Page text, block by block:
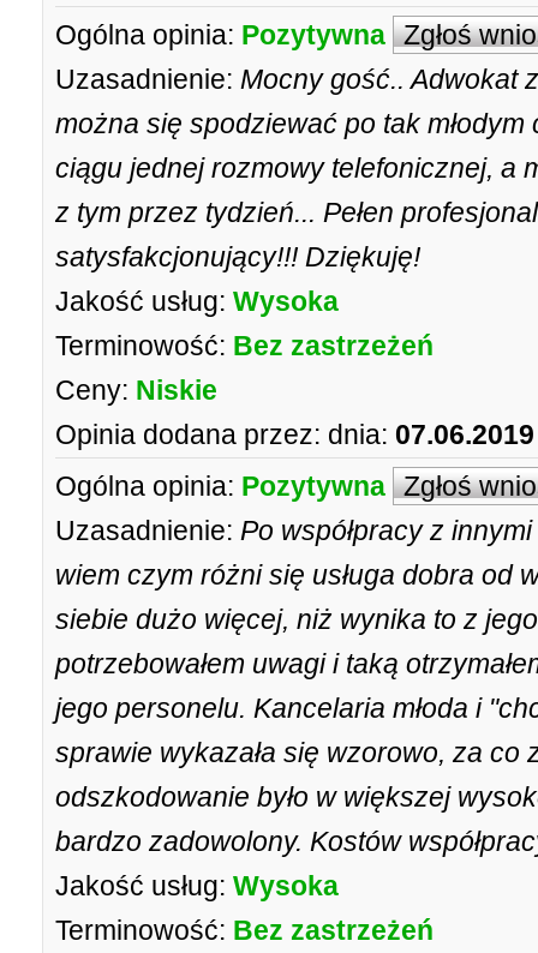
Ogólna opinia: Pozytywna Zgłoś
Uzasadnienie: Mocny gość.. Adwokat
można się spodziewać po tak młodym
ciągu jednej rozmowy telefonicznej, a
z tym przez tydzień... Pełen
satysfakcjonujący!!! Dziękuję!
Jakość usług: Wysoka
Terminowość: Bez zastrzeżeń
Ceny: Niskie
Opinia dodana przez: dnia:
Ogólna opinia: Pozytywna Zgłoś
Uzasadnienie: Po współpracy z
wiem czym różni się usługa dobra od
siebie dużo więcej, niż wynika to z
potrzebowałem uwagi i taką
jego personelu. Kancelaria młoda i
sprawie wykazała się wzorowo, za co
odszkodowanie było w większej
bardzo zadowolony. Kostów
Jakość usług: Wysoka
Terminowość: Bez zastrzeżeń